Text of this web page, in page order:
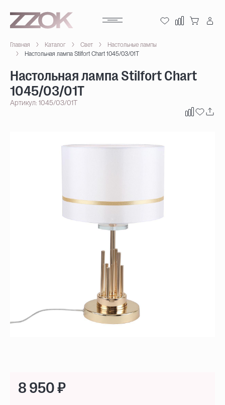
Главная Каталог Свет
Настольные лампы
Настольная лампа Stilfort Chart 1045/03/01T
Настольная лампа Stilfort Chart
1045/03/01T
Артикул: 1045/03/01T
8 950 ₽